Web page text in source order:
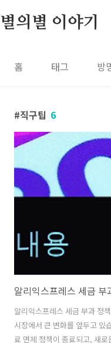
별의별 이야기
홈 태그 방
직구팁 6
알리익스프레스 세금 부과 정
시장에서 큰 변화를 앞두고 있
료 면제 정책이 종료되고, 새